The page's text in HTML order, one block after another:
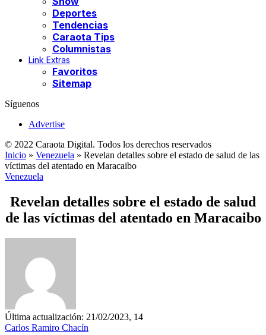
Deportes
Tendencias
Caraota Tips
Columnistas
Link Extras
Favoritos
Sitemap
Síguenos
Advertise
© 2022 Caraota Digital. Todos los derechos reservados
Inicio » Venezuela » Revelan detalles sobre el estado de salud de las
víctimas del atentado en Maracaibo
Venezuela
Revelan detalles sobre el estado de salud
de las víctimas del atentado en Maracaibo
Última actualización: 21/02/2023, 14
Carlos Ramiro Chacín